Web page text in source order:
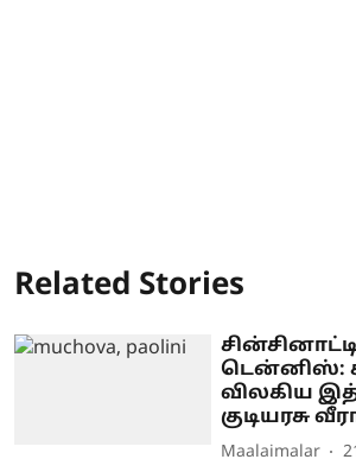
Related Stories
டென்னிஸ்:
விலகிய
குடியரசு
Maalaimalar